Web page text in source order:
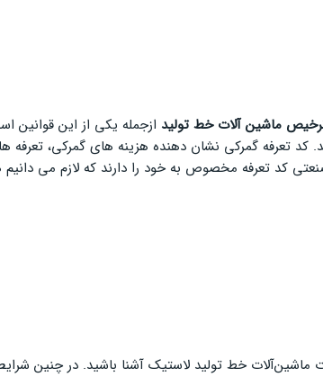
ماشین آلات خط تولید ازجمله یکی از این قوانین
کد تعرفه گمرکی نشان دهنده هزینه های گمرکی،
کد تعرفه مخصوص به خود را دارند که لازم می دانیم
ماشین‌آلات خط تولید لاستیک آشنا باشید. در چنین